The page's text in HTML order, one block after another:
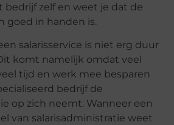
bedrijf zelf en weet je dat de
goed in handen is.
salarisservice is niet erg duur
komt namelijk omdat veel
tijd en werk mee besparen
bedrijf de
op zich neemt. Wanneer een
van salarisadministratie weet